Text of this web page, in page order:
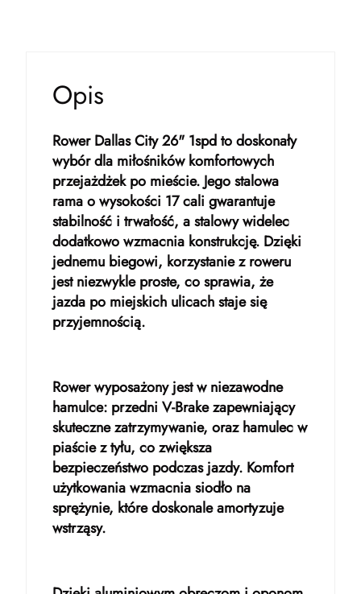
Opis
Rower Dallas City 26" 1spd to doskonały
wybór dla miłośników komfortowych
przejażdżek po mieście. Jego stalowa
rama o wysokości 17 cali gwarantuje
stabilność i trwałość, a stalowy widelec
dodatkowo wzmacnia konstrukcję. Dzięki
jednemu biegowi, korzystanie z roweru
jest niezwykle proste, co sprawia, że
jazda po miejskich ulicach staje się
przyjemnością.
Rower wyposażony jest w niezawodne
hamulce: przedni V-Brake zapewniający
skuteczne zatrzymywanie, oraz hamulec w
piaście z tyłu, co zwiększa
bezpieczeństwo podczas jazdy. Komfort
użytkowania wzmacnia siodło na
sprężynie, które doskonale amortyzuje
wstrząsy.